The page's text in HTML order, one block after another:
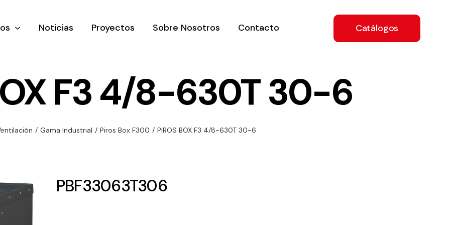
y
de
y
Ventilación
ventilación
Iluminación
Noticias Proyectos Sobre Nosotros Contacto Catálogos
F3 4/8-630T 30-6
/ Gama Industrial / Piros Box F300 / PIROS BOX F3 4/8-630T 30-6
PBF33063T306